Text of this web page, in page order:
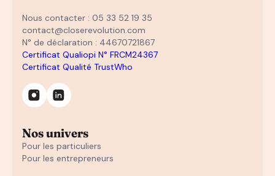
Nous contacter : 05 33 52 19 35
contact@closerevolution.com
N° de déclaration : 44670721867
Certificat Qualiopi N° FRCM24367
Certificat Qualité TrustWho
Nos univers
Pour les particuliers
Pour les entrepreneurs